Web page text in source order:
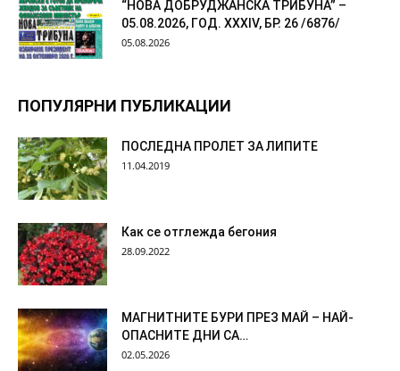
“НОВА ДОБРУДЖАНСКА ТРИБУНА” –
05.08.2026, ГОД. XXХIV, БР. 26 /6876/
05.08.2026
ПОПУЛЯРНИ ПУБЛИКАЦИИ
ПОСЛЕДНА ПРОЛЕТ ЗА ЛИПИТЕ
11.04.2019
Как се отглежда бегония
28.09.2022
МАГНИТНИТЕ БУРИ ПРЕЗ МАЙ – НАЙ-
ОПАСНИТЕ ДНИ СА…
02.05.2026